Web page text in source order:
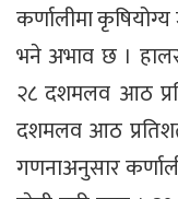
कर्णालीमा
भने अभाव छ ।
२८ दशमलव आठ
दशमलव आठ
गणनाअनुसार